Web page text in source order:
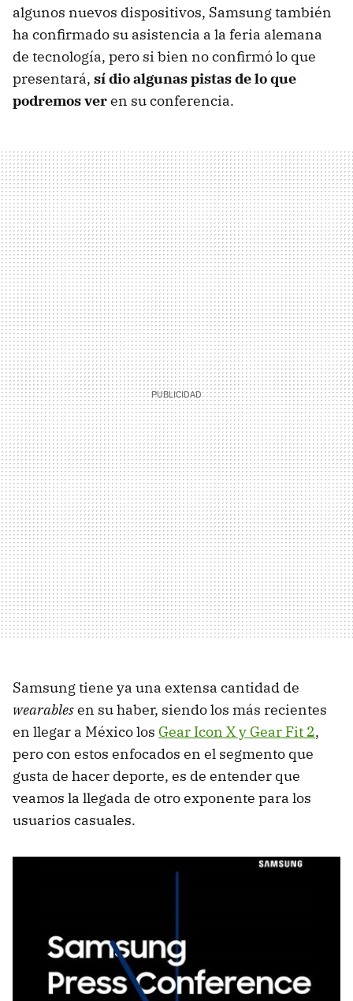
algunos nuevos dispositivos, Samsung también
ha confirmado su asistencia a la feria alemana
de tecnología, pero si bien no confirmó lo que
presentará, sí dio algunas pistas de lo que
podremos veren su conferencia.
Samsung tiene ya una extensa cantidad de
wearablesen su haber, siendo los más recientes
en llegar a México los Gear Icon X y Gear Fit 2,
pero con estos enfocados en el segmento que
gusta de hacer deporte, es de entender que
veamos la llegada de otro exponente para los
usuarios casuales.